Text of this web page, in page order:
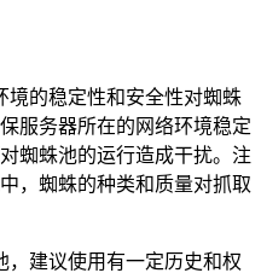
境的稳定性和安全性对蜘蛛
服务器所在的网络环境稳定
蜘蛛池的运行造成干扰。注
，蜘蛛的种类和质量对抓取
，建议使用有一定历史和权